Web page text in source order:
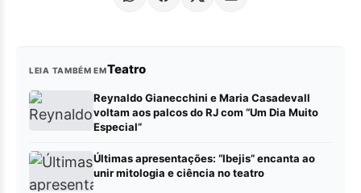
LEIA TAMBÉM EMTeatro
Reynaldo Gianecchini e Maria Casadevall
voltam aos palcos do RJ com “Um Dia Muito
Especial”
Últimas apresentações: “Ibejis” encanta ao
unir mitologia e ciência no teatro